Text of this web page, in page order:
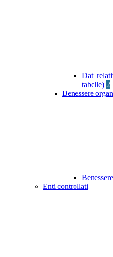
Dati
tabelle) 2
Benessere
Enti controllati